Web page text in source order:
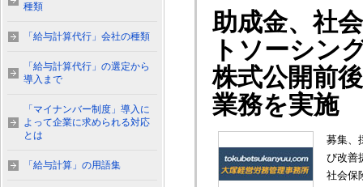
助成金、社
トソーシン
株式公開前
業務を実施
募集、
び改善
社会保
種類
「給与計算代行」会社の種類
「給与計算代行」の選定から
導入まで
「マイナンバー制度」導入に
よって企業に求められる対応
とは
「給与計算」の用語集